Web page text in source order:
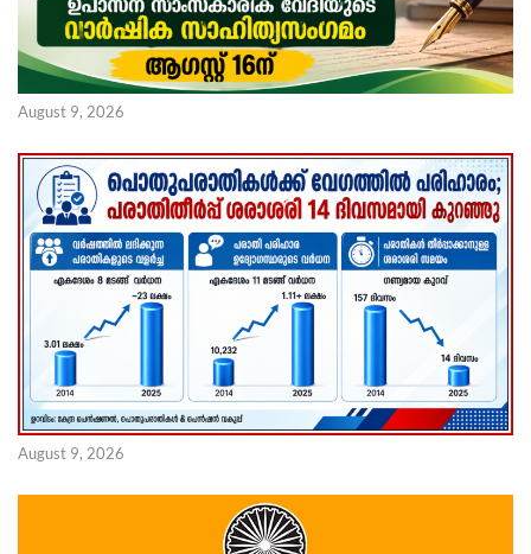
August 9, 2026
August 9, 2026